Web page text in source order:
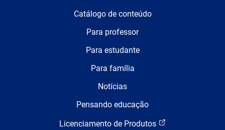
Catálogo de conteúdo
Para professor
Para estudante
Para família
Notícias
Pensando educação
Licenciamento de Produtos